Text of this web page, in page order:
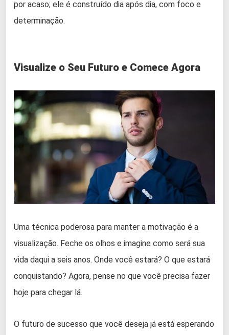
por acaso; ele é construído dia após dia, com foco e
determinação.
Visualize o Seu Futuro e Comece Agora
Uma técnica poderosa para manter a motivação é a
visualização. Feche os olhos e imagine como será sua
vida daqui a seis anos. Onde você estará? O que estará
conquistando? Agora, pense no que você precisa fazer
hoje para chegar lá.
O futuro de sucesso que você deseja já está esperando